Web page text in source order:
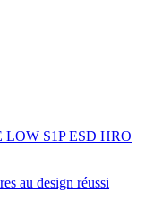
LOW S1P ESD HRO
au design réussi